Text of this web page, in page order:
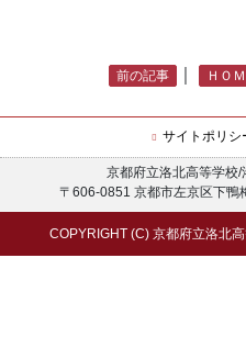
前の記事 ＨＯ
サイトポリシ
京都府立洛北高等学校
〒606-0851 京都市左京区下
COPYRIGHT (C) 京都府立洛北